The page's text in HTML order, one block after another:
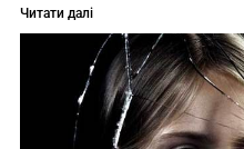
Читати далі